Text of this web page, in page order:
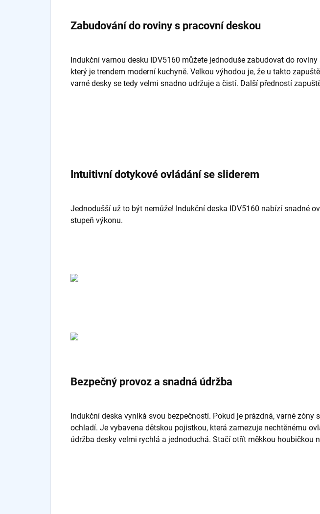
Zabudování do roviny s pracovní deskou
Indukční varnou desku IDV5160 můžete jednoduše zabudovat do
který je trendem moderní kuchyně. Velkou výhodou je, že u takto
varné desky se tedy velmi snadno udržuje a čistí. Další předností
Intuitivní dotykové ovládání se sliderem
Jednodušší už to být nemůže! Indukční deska IDV5160 nabízí snadné
stupeň výkonu.
Bezpečný provoz a snadná údržba
Indukční deska vyniká svou bezpečností. Pokud je prázdná, varné
ochladí. Je vybavena dětskou pojistkou, která zamezuje nechtěnému
údržba desky velmi rychlá a jednoduchá. Stačí otřít měkkou houbičkou